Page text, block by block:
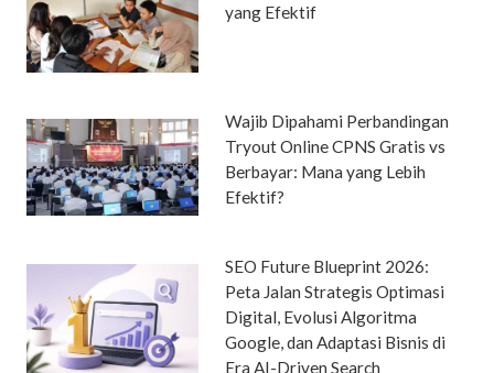
yang Efektif
Wajib Dipahami Perbandingan
Tryout Online CPNS Gratis vs
Berbayar: Mana yang Lebih
Efektif?
SEO Future Blueprint 2026:
Peta Jalan Strategis Optimasi
Digital, Evolusi Algoritma
Google, dan Adaptasi Bisnis di
Era AI-Driven Search